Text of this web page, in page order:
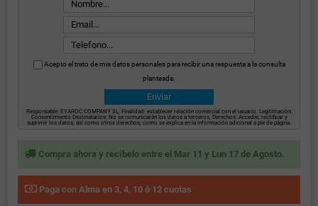
Acepto el trato de mis datos personales para recibir una respuesta a la consulta
planteada.
Responsable: EYAROC COMPANY SL, Finalidad: establecer relación comercial con el usuario. Legitimación:
Consentimiento Destinatarios: No se comunicarán los datos a terceros, Derechos: Acceder, rectificar y
suprimir los datos, así como otros derechos, como se explica en la información adicional a pie de página.
Compra ahora y recíbelo entre el Mar 11 y Lun 17 de Agosto.
Paga con Alma en 3, 4, 10 ó 12 cuotas